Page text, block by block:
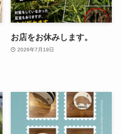
お店をお休みします。
2026年7月19日